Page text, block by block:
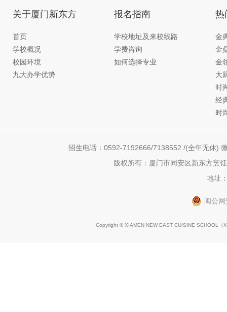
关于厦门新东方
首页
学校概况
校园环境
九大办学优势
报名指南
学校地址及来校线路
学费咨询
如何选择专业
热
金
金
金
大
时
经
时
招生电话：0592-7192666/7138552 /(全年无休)
版权所有：厦门市同安区新东方烹
地址
闽公
Copyright © XIAMEN NEW EAST CUISINE SCHOOL（